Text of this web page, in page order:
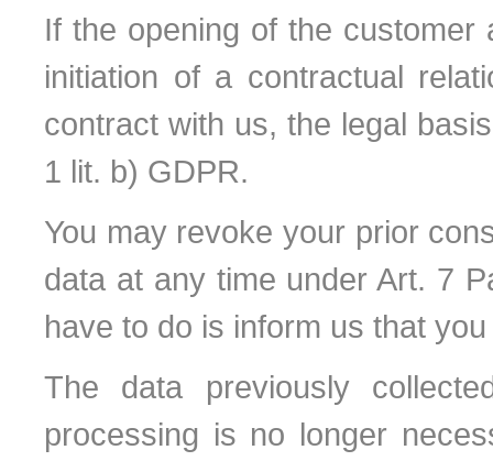
If the opening of the
initiation of a contractual
contract with us, the legal
1 lit. b) GDPR.
You may revoke your prior
data at any time under Art. 7
have to do is inform us that
The data previously
processing is no longer